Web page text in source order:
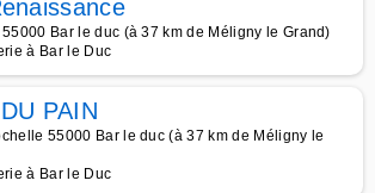
Bar le duc (à 37 km de Méligny le Grand)
à Bar le Duc
PAIN
55000 Bar le duc (à 37 km de Méligny le
à Bar le Duc